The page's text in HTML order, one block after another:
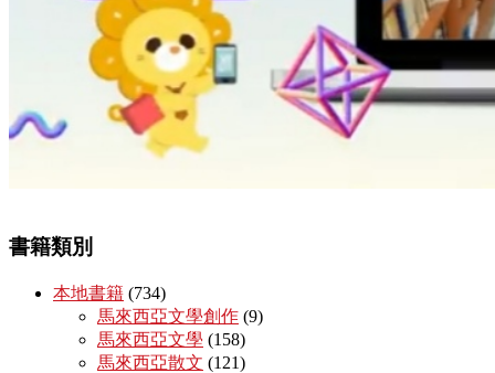
書籍類別
本地書籍 (734)
馬來西亞文學創作 (9)
馬來西亞文學 (158)
馬來西亞散文 (121)